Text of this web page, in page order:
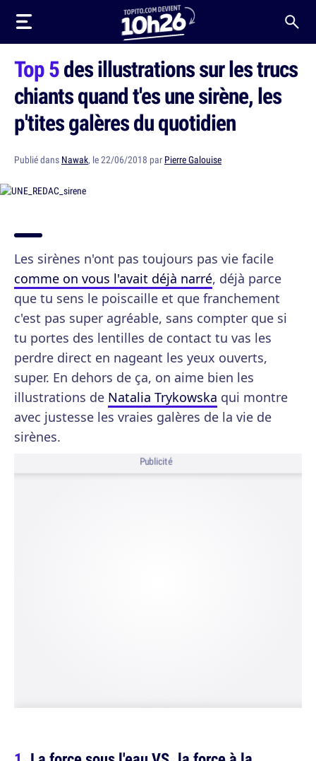
Top 5des illustrations sur les trucs
chiants quand t'es une sirène, les
p'tites galères du quotidien
Publié dans Nawak, le 22/06/2018 par Pierre Galouise
Les sirènes n'ont pas toujours pas vie facile
comme on vous l'avait déjà narré, déjà parce
que tu sens le poiscaille et que franchement
c'est pas super agréable, sans compter que si
tu portes des lentilles de contact tu vas les
perdre direct en nageant les yeux ouverts,
super. En dehors de ça, on aime bien les
illustrations de Natalia Trykowska qui montre
avec justesse les vraies galères de la vie de
sirènes.
Publicité